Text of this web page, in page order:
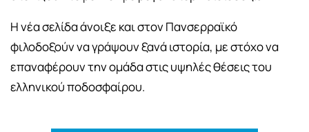
Η νέα σελίδα άνοιξε και στον Πανσερραϊκό
φιλοδοξούν να γράψουν ξανά ιστορία, με στόχο να
επαναφέρουν την ομάδα στις υψηλές θέσεις του
ελληνικού ποδοσφαίρου.